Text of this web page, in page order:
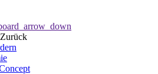
Zurück